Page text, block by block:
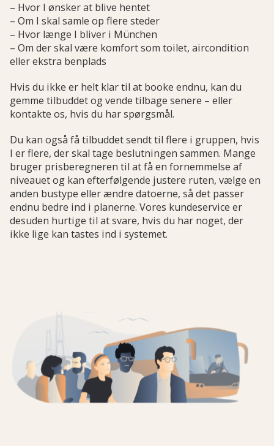
– Hvor I ønsker at blive hentet
– Om I skal samle op flere steder
– Hvor længe I bliver i München
– Om der skal være komfort som toilet, aircondition
eller ekstra benplads
Hvis du ikke er helt klar til at booke endnu, kan du
gemme tilbuddet og vende tilbage senere – eller
kontakte os, hvis du har spørgsmål.
Du kan også få tilbuddet sendt til flere i gruppen, hvis
I er flere, der skal tage beslutningen sammen. Mange
bruger prisberegneren til at få en fornemmelse af
niveauet og kan efterfølgende justere ruten, vælge en
anden bustype eller ændre datoerne, så det passer
endnu bedre ind i planerne. Vores kundeservice er
desuden hurtige til at svare, hvis du har noget, der
ikke lige kan tastes ind i systemet.